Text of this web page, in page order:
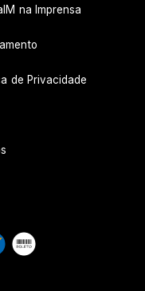
na Imprensa
de Privacidade